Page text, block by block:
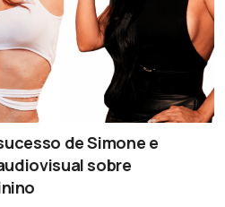
de Simone e
sobre